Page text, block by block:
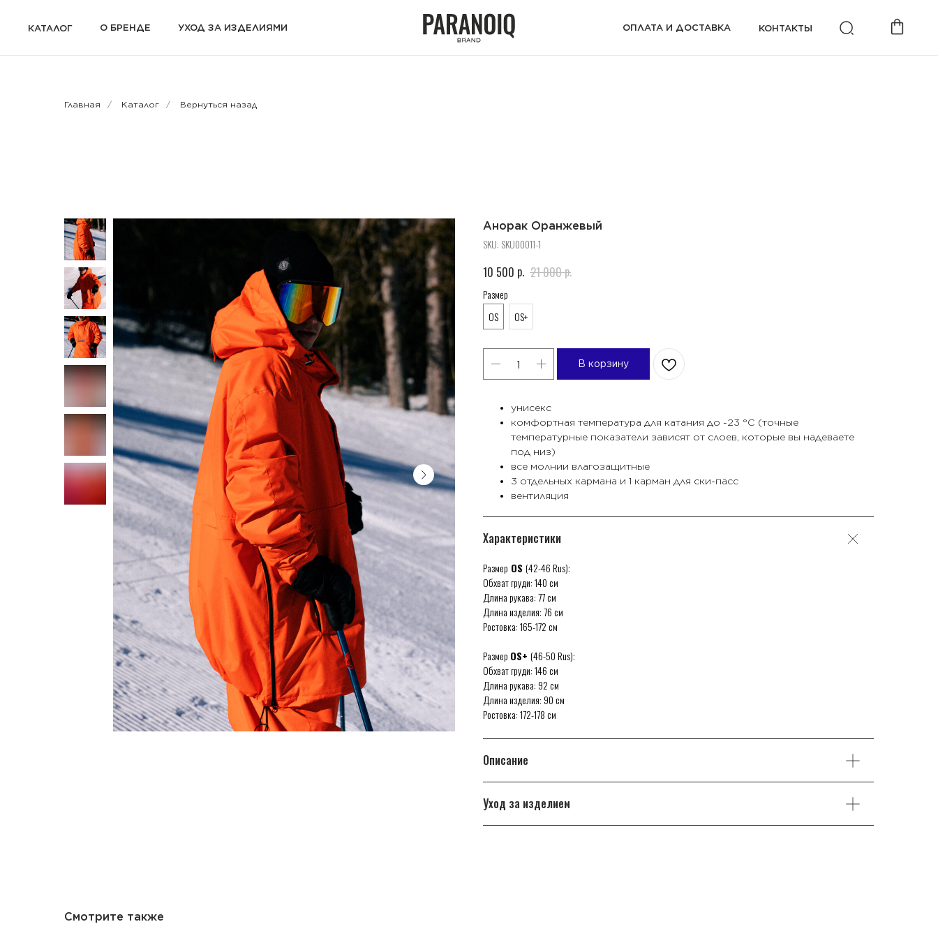
КАТАЛОГ О БРЕНДЕ УХОД ЗА ИЗДЕЛИЯМИ ОПЛАТА И ДОСТАВКА КОНТАКТЫ
Главная / Каталог / Вернуться назад
Анорак Оранжевый
SKU: SKU00011-1
10 500 p. 21 000p.
Размер
OS
OS+
В корзину
унисекс
комфортная температура для катания до -23 °C (точные
температурные показатели зависят от слоев, которые вы надеваете
под низ)
все молнии влагозащитные
3 отдельных кармана и 1 карман для ски-пасс
вентиляция
Характеристики
Размер OS (42-46 Rus):
Обхват груди: 140 см
Длина рукава: 77 см
Длина изделия: 76 см
Ростовка: 165-172 см
Размер OS+ (46-50 Rus):
Обхват груди: 146 см
Длина рукава: 92 см
Длина изделия: 90 см
Ростовка: 172-178 см
Описание
Уход за изделием
Смотрите также